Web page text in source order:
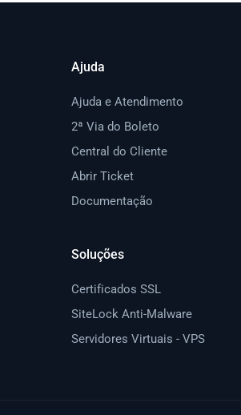
Ajuda
Ajuda e Atendimento
2ª Via do Boleto
Central do Cliente
Abrir Ticket
Documentação
Soluções
Certificados SSL
SiteLock Anti-Malware
Servidores Virtuais - VPS